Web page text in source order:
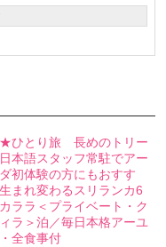
ひとり旅 長めのトリー
本語スタッフ常駐でアー
初体験の方にもおすす
まれ変わるスリランカ6
ララ＜プライベート・ク
ラ＞泊／毎日本格アーユ
全食事付